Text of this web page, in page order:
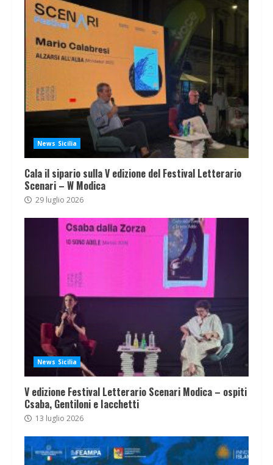
News Sicilia
Cala il sipario sulla V edizione del Festival Letterario
Scenari – W Modica
29 luglio 2026
News Sicilia
V edizione Festival Letterario Scenari Modica – ospiti
Csaba, Gentiloni e Iacchetti
13 luglio 2026